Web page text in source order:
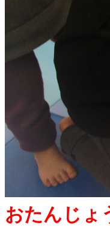
おたんじょ